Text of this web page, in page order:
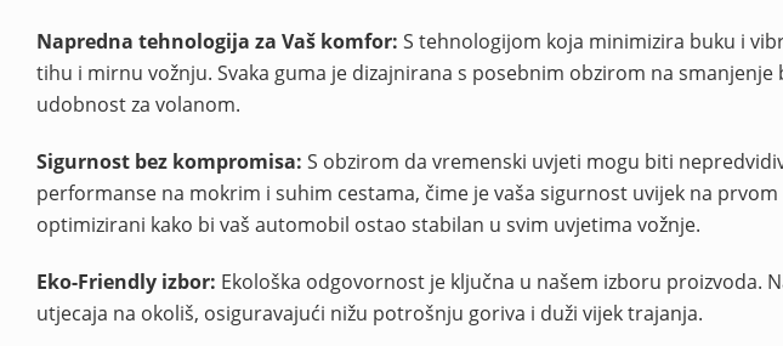
Napredna tehnologija za Vaš komfor: S tehnologijom koja minimizira buku i
tihu i mirnu vožnju. Svaka guma je dizajnirana s posebnim obzirom na
udobnost za volanom.
Sigurnost bez kompromisa: S obzirom da vremenski uvjeti mogu biti
performanse na mokrim i suhim cestama, čime je vaša sigurnost uvijek na prvom
optimizirani kako bi vaš automobil ostao stabilan u svim uvjetima vožnje.
Eko-Friendly izbor: Ekološka odgovornost je ključna u našem izboru proizvoda.
utjecaja na okoliš, osiguravajući nižu potrošnju goriva i duži vijek trajanja.